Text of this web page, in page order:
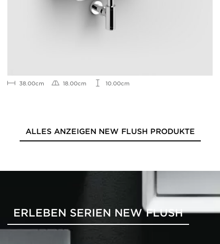
38.00cm 18.00cm 10.00cm
ALLES ANZEIGEN NEW FLUSH PRODUKTE
ERLEBEN SERIEN NEW FLUSH